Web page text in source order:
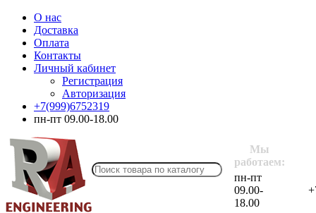
О нас
Доставка
Оплата
Контакты
Личный кабинет
Регистрация
Авторизация
+7(999)6752319
пн-пт 09.00-18.00
Мы
работаем:
пн-пт
09.00-
18.00